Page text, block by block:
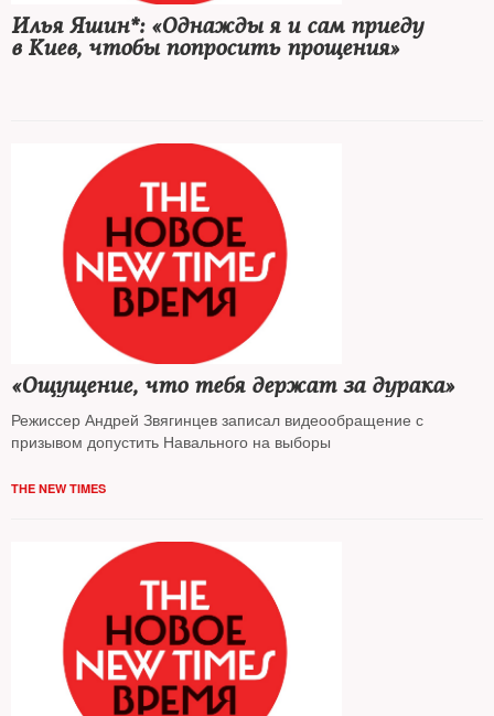
Илья Яшин*: «Однажды я и сам приеду
в Киев, чтобы попросить прощения»
«Ощущение, что тебя держат за дурака»
Режиссер Андрей Звягинцев записал видеообращение с
призывом допустить Навального на выборы
THE NEW TIMES